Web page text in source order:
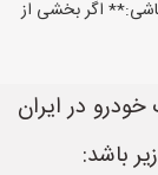
اگر بخشی از
در ایران
باشد: